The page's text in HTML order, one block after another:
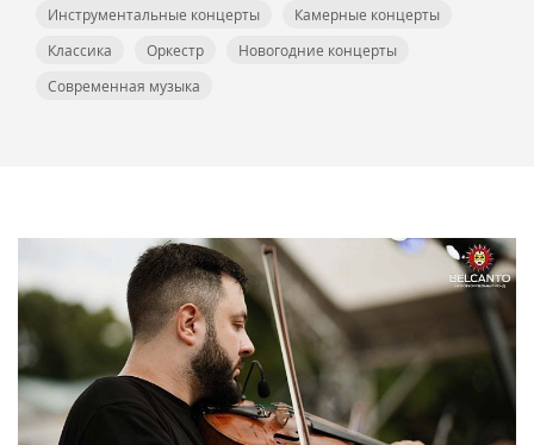
Инструментальные концерты
Камерные концерты
Классика
Оркестр
Новогодние концерты
Современная музыка